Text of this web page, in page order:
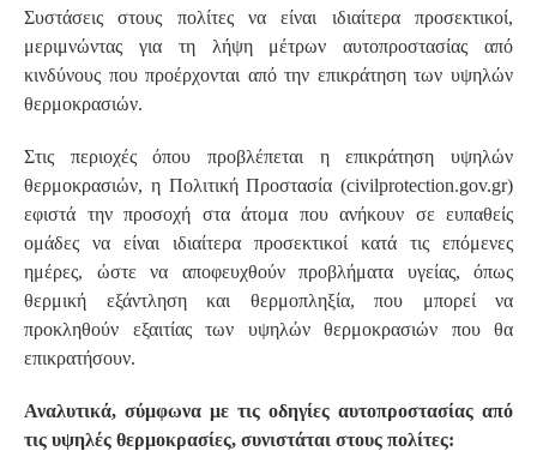
Συστάσεις στους πολίτες να είναι ιδιαίτερα προσεκτικοί,
μεριμνώντας για τη λήψη μέτρων αυτοπροστασίας από
κινδύνους που προέρχονται από την επικράτηση των υψηλών
θερμοκρασιών.
Στις περιοχές όπου προβλέπεται η επικράτηση υψηλών
θερμοκρασιών, η Πολιτική Προστασία (civilprotection.gov.gr)
εφιστά την προσοχή στα άτομα που ανήκουν σε ευπαθείς
ομάδες να είναι ιδιαίτερα προσεκτικοί κατά τις επόμενες
ημέρες, ώστε να αποφευχθούν προβλήματα υγείας, όπως
θερμική εξάντληση και θερμοπληξία, που μπορεί να
προκληθούν εξαιτίας των υψηλών θερμοκρασιών που θα
επικρατήσουν.
Αναλυτικά, σύμφωνα με τις οδηγίες αυτοπροστασίας από
τις υψηλές θερμοκρασίες, συνιστάται στους πολίτες: